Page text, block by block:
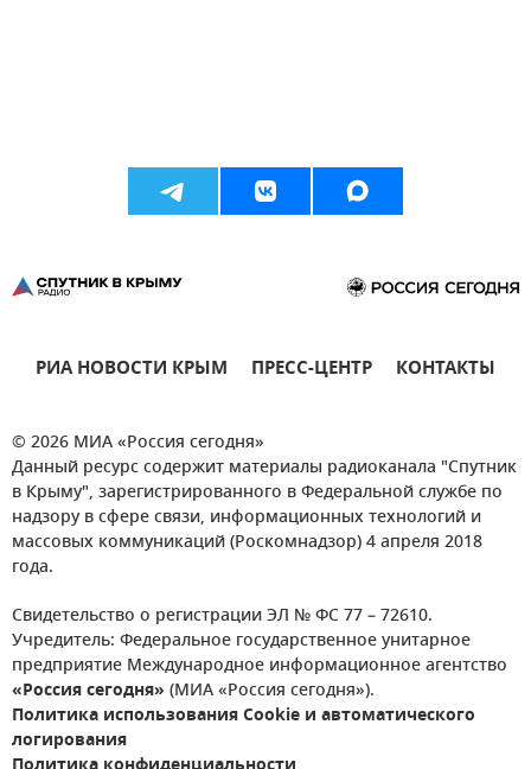
РИА НОВОСТИ КРЫМ ПРЕСС-ЦЕНТР КОНТАКТЫ
© 2026 МИА «Россия сегодня»
Данный ресурс содержит материалы радиоканала "Спутник
в Крыму", зарегистрированного в Федеральной службе по
надзору в сфере связи, информационных технологий и
массовых коммуникаций (Роскомнадзор) 4 апреля 2018
года.
Свидетельство о регистрации ЭЛ № ФС 77 – 72610.
Учредитель: Федеральное государственное унитарное
предприятие Международное информационное агентство
«Россия сегодня» (МИА «Россия сегодня»).
Политика использования Cookie и автоматического
логирования